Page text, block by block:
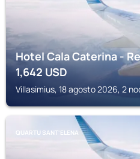
Hotel Cala Caterina -
1,642USD
Villasimius, 18 agosto 2026, 2
QUARTU SANT'ELENA